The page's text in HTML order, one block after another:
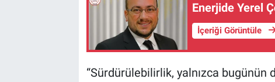
Enerjide Yerel
İçeriği Görüntüle
“Sürdürülebilirlik, yalnızca bugünün